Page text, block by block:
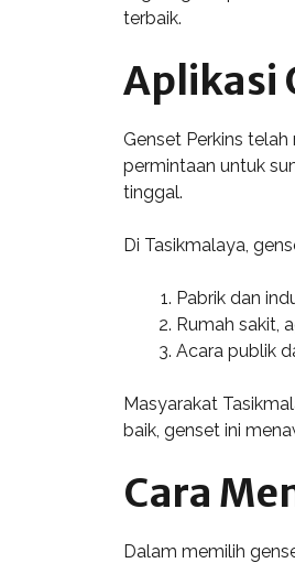
terbaik.
Aplikasi
Genset Perkins
permintaan untuk
tinggal.
Di Tasikmalaya,
Pabrik dan
Rumah sakit,
Acara publik
Masyarakat
baik, genset ini
Cara
Dalam memilih